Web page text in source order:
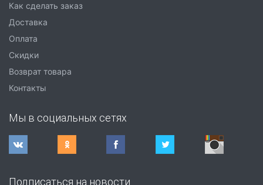
Как сделать заказ
Доставка
Оплата
Скидки
Возврат товара
Контакты
Мы в социальных сетях
Подписаться на новости